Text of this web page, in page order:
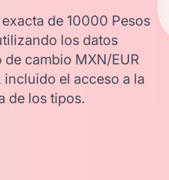
de 10000 Pesos
los datos
cambio MXN/EUR
el acceso a la
de los tipos.